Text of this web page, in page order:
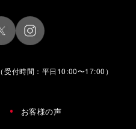
（受付時間：平日10:00〜17:00）
お客様の声